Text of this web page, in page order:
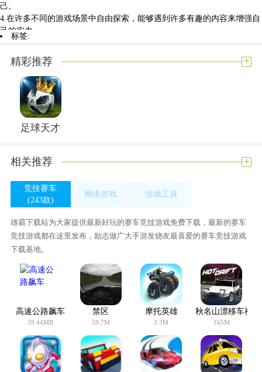
己。
4.在许多不同的游戏场景中自由探索，能够遇到许多有趣的内容来增强自
己的实力。
口袋妖怪燃之智内置菜单软件测评：
口袋妖怪燃之智内置菜单是一款需要不断的冒险的养成游戏，像素风格的
画质受到了很多玩家的喜欢，你要不断的增加自己的实力，这款口袋妖怪
燃之智内置菜单游戏充满了趣味性，你要做的就是轻松击败里面的敌人，
大家快来下载试试吧。
标签:
精彩推荐 +
足球天才
相关推荐 +
竞技赛车
(243款)
网络游戏
游戏工具
雄霸下载站为大家提供最新好玩的赛车竞技游戏免费下载，最新的赛车
竞技游戏都在这里发布，励志做广大手游发烧友最喜爱的赛车竞技游戏
下载基地。
高速公路飙车
59.44MB
禁区
59.7M
摩托英雄
3.3M
秋名山漂移车神
165M